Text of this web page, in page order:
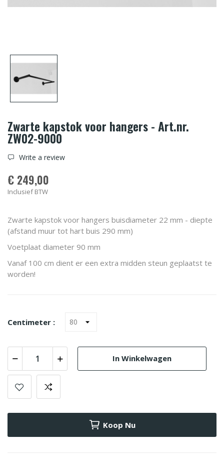
Zwarte kapstok voor hangers - Art.nr.
ZW02-9000
Write a review
€ 249,00
Inclusief BTW
Zwarte kapstok voor hangers buisdiameter 22 mm - diepte
(afstand muur tot hart buis 290 mm)
Voetplaat diameter 90 mm
Vanaf 100 cm dient er een extra midden steun geplaatst te
worden!
Centimeter :
In Winkelwagen
Koop Nu